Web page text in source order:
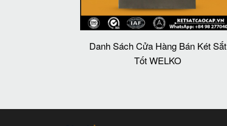
Danh Sách Cửa Hàng Bán Két Sắt
Tốt WELKO